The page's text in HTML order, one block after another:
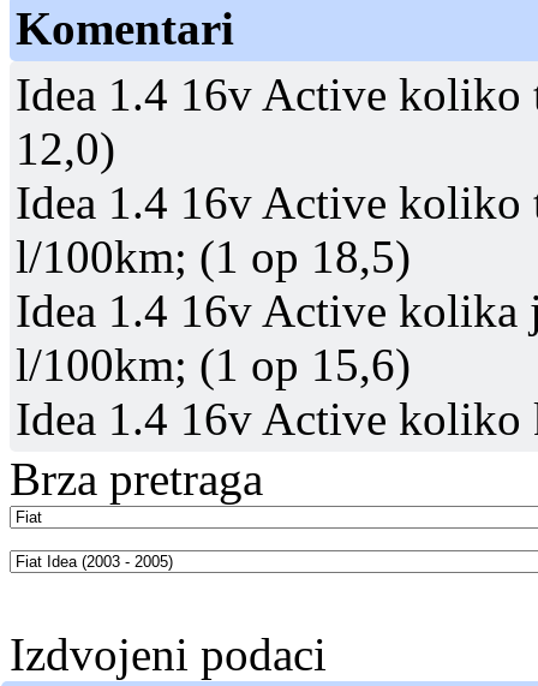
Komentari
Idea 1.4 16v Active koliko
12,0)
Idea 1.4 16v Active koliko
l/100km; (1 op 18,5)
Idea 1.4 16v Active kolika
l/100km; (1 op 15,6)
Idea 1.4 16v Active koliko
Brza pretraga
Izdvojeni podaci